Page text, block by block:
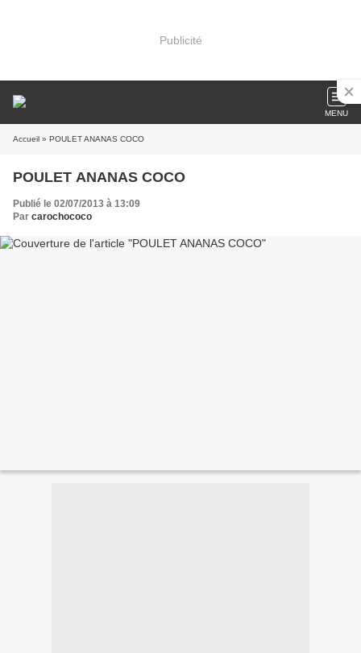
Publicité
MENU
Accueil » POULET ANANAS COCO
POULET ANANAS COCO
Publié le 02/07/2013 à 13:09
Par carochococo